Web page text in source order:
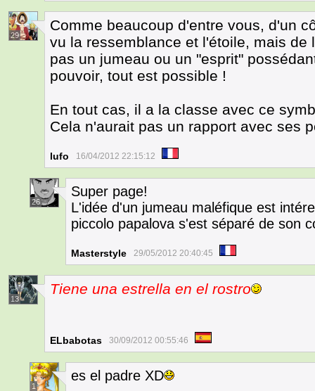
29
Comme beaucoup d'entre vous, d'un
vu la ressemblance et l'étoile, mais de
pas un jumeau ou un "esprit"
pouvoir, tout est possible !
En tout cas, il a la classe avec ce
Cela n'aurait pas un rapport avec ses
lufo 16/04/2012 22:15:12
26
Super page!
L'idée d'un jumeau maléfique est
piccolo papalova s'est séparé de son
Masterstyle 29/05/2012 20:40:45
13
Tiene una estrella en el rostro
ELbabotas 30/09/2012 00:55:46
1
es el padre XD